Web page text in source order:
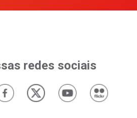
redes sociais